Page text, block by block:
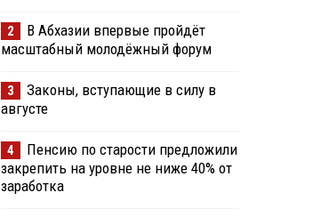
2
В Абхазии впервые пройдёт
масштабный молодёжный форум
3
Законы, вступающие в силу в
августе
4
Пенсию по старости предложили
закрепить на уровне не ниже 40% от
заработка